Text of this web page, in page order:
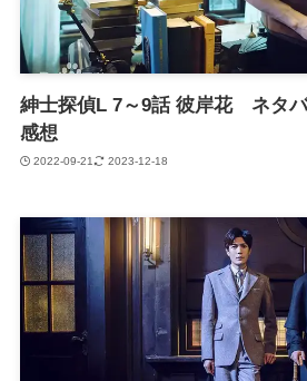
紳士探偵L 7～9話 彼岸花 ネタ
感想
2022-09-21 2023-12-18